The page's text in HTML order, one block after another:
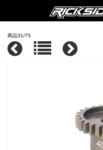
商品31/75